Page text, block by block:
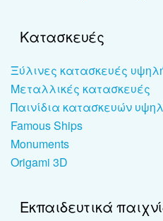
Κατασκευές
Ξύλινες κατασκευές
Μεταλλικές κατασκευές
Παινίδια κατασκευών
Famous Ships
Monuments
Origami 3D
Εκπαιδευτικά